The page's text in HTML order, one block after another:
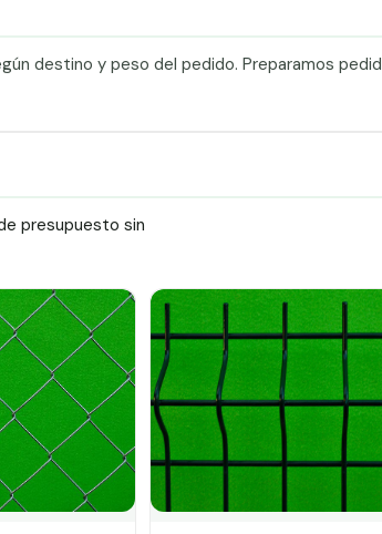
destino y peso del pedido. Preparamos
presupuesto sin